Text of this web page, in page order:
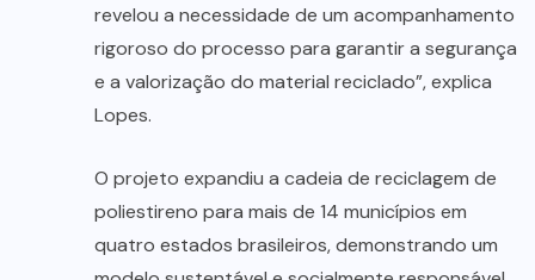
revelou a necessidade de um acompanhamento
rigoroso do processo para garantir a segurança
e a valorização do material reciclado”, explica
Lopes.
O projeto expandiu a cadeia de reciclagem de
poliestireno para mais de 14 municípios em
quatro estados brasileiros, demonstrando um